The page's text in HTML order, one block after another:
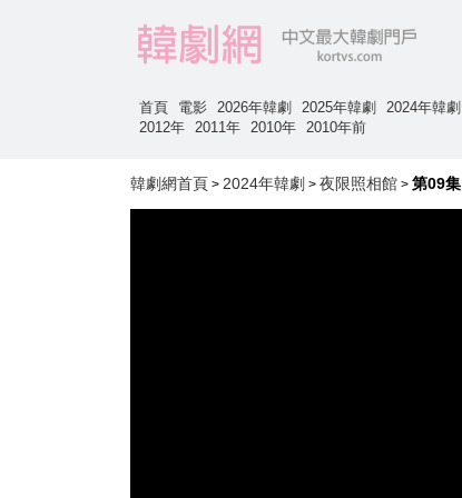
首頁 電影 2026年韓劇 2025年韓劇 2024年韓劇
2012年
2011年 2010年 2010年前
韓劇網首頁 > 2024年韓劇 > 夜限照相館 > 第09集